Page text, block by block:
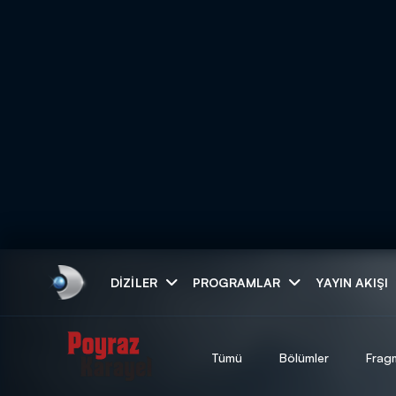
DIZILER PROGRAMLAR YAYIN AKIŞI
Tümü Bölümler